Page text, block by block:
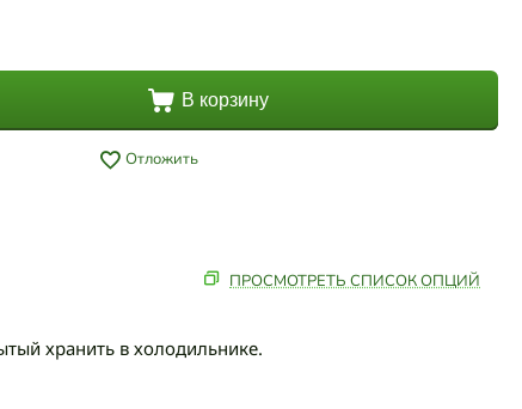
В корзину
Отложить
ПРОСМОТРЕТЬ СПИСОК ОПЦИЙ
хранить в холодильнике.